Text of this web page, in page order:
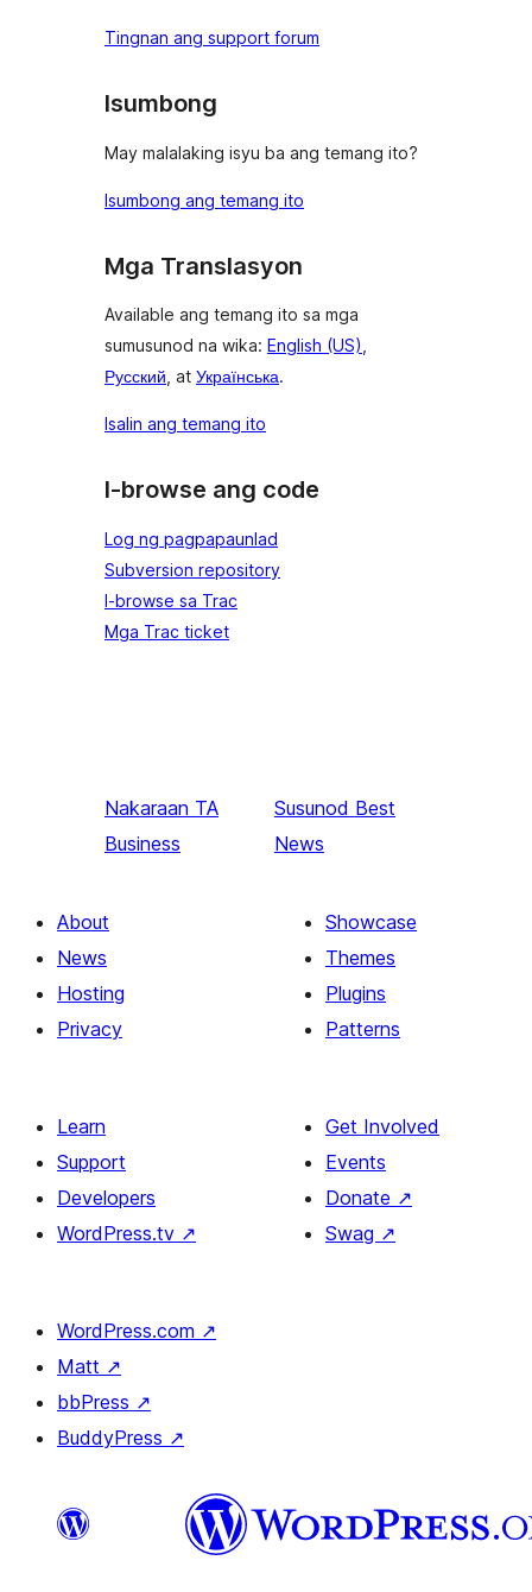
Tingnan ang support forum
Isumbong
May malalaking isyu ba ang temang ito?
Isumbong ang temang ito
Mga Translasyon
Available ang temang ito sa mga
sumusunod na wika: English (US),
Русский, at Українська.
Isalin ang temang ito
I-browse ang code
Log ng pagpapaunlad
Subversion repository
I-browse sa Trac
Mga Trac ticket
Nakaraan TA
Business
Susunod Best
News
About
News
Hosting
Privacy
Showcase
Themes
Plugins
Patterns
Learn
Support
Developers
WordPress.tv ↗
Get Involved
Events
Donate ↗
Swag ↗
WordPress.com ↗
Matt ↗
bbPress ↗
BuddyPress ↗